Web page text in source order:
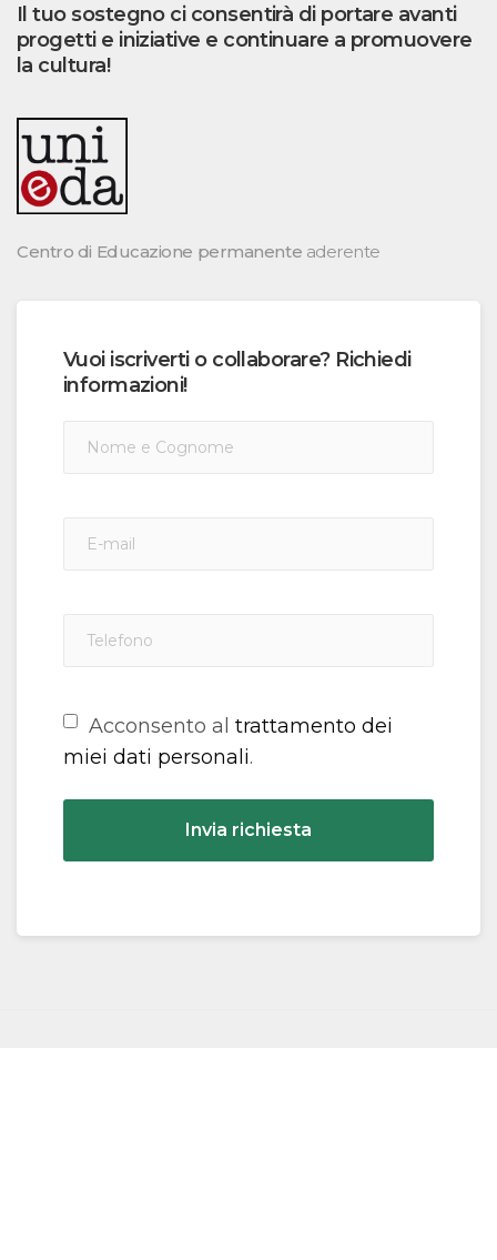
Il tuo sostegno ci consentirà di portare avanti
progetti e iniziative e continuare a promuovere
la cultura!
Centro di Educazione permanente aderente
Vuoi iscriverti o collaborare? Richiedi
informazioni!
Acconsento al trattamento dei
miei dati personali.